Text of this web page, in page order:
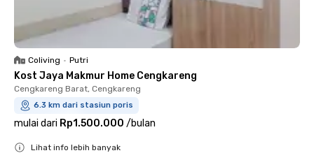
Coliving • Putri
Kost Jaya Makmur Home Cengkareng
Cengkareng Barat, Cengkareng
6.3 km dari stasiun poris
mulai dari Rp1.500.000 /bulan
Lihat info lebih banyak